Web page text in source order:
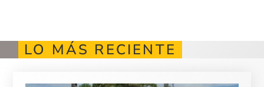
LO MÁS RECIENTE